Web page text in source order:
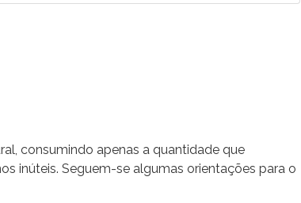
consumindo apenas a quantidade que
inúteis. Seguem-se algumas orientações para o